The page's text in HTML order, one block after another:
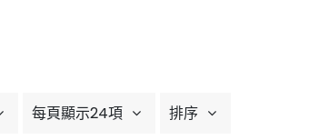
每頁顯示24項 排序